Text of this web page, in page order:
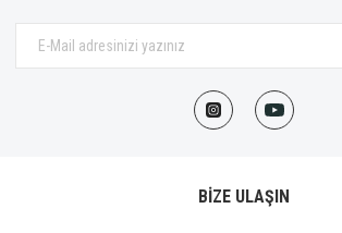
BİZE ULAŞIN